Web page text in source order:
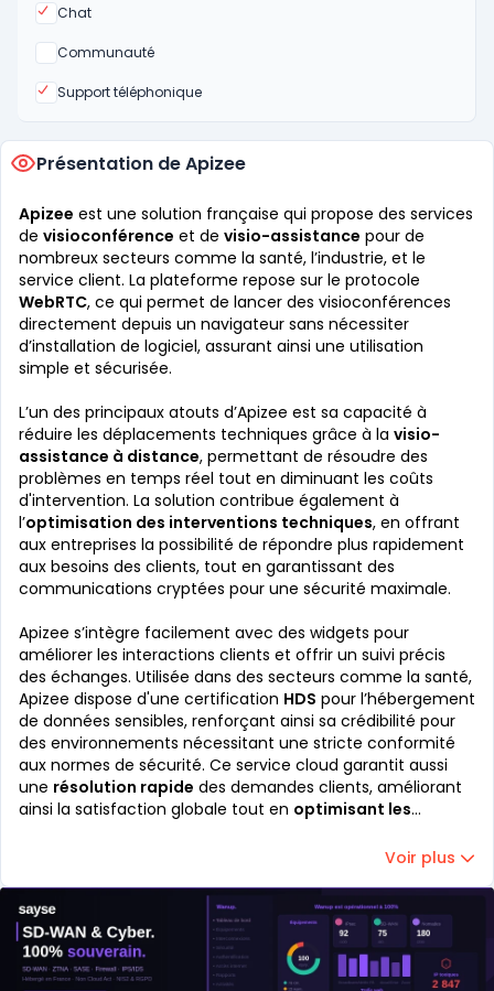
Chat
Oui
Communauté
Non
Support téléphonique
Oui
Présentation de Apizee
Apizee est une solution française qui propose des services
de visioconférence et de visio-assistance pour de
nombreux secteurs comme la santé, l’industrie, et le
service client. La plateforme repose sur le protocole
WebRTC, ce qui permet de lancer des visioconférences
directement depuis un navigateur sans nécessiter
d’installation de logiciel, assurant ainsi une utilisation
simple et sécurisée.
L’un des principaux atouts d’Apizee est sa capacité à
réduire les déplacements techniques grâce à la visio-
assistance à distance, permettant de résoudre des
problèmes en temps réel tout en diminuant les coûts
d'intervention. La solution contribue également à
l’optimisation des interventions techniques, en offrant
aux entreprises la possibilité de répondre plus rapidement
aux besoins des clients, tout en garantissant des
communications cryptées pour une sécurité maximale.
Apizee s’intègre facilement avec des widgets pour
améliorer les interactions clients et offrir un suivi précis
des échanges. Utilisée dans des secteurs comme la santé,
Apizee dispose d'une certification HDS pour l’hébergement
de données sensibles, renforçant ainsi sa crédibilité pour
des environnements nécessitant une stricte conformité
aux normes de sécurité. Ce service cloud garantit aussi
une résolution rapide des demandes clients, améliorant
ainsi la satisfaction globale tout en optimisant les
fonctionnalités comme le live streaming pour améliorer
les interactions en temps réel.
Voir plus